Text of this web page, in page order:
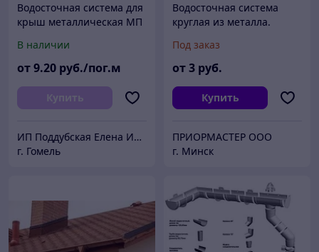
Водосточная система для
крыш металлическая МП
125/90 (цена за 1 мп
желоба)
В наличии
от9.20 руб./пог.м
Купить
ИП Поддубская Елена Ивановна
г. Гомель
Водосточная система
круглая из металла.
Под заказ
от3 руб.
Купить
ПРИОРМАСТЕР ООО
г. Минск